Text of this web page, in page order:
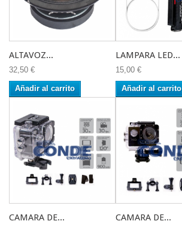
ALTAVOZ...
32,50 €
Añadir al carrito
LAMPARA LED...
15,00 €
Añadir al carrito
CAMARA DE... CAMARA DE...